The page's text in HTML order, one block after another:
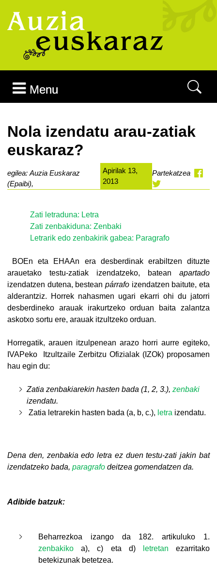
Menu
Nola izendatu arau-zatiak
euskaraz?
egilea: Auzia Euskaraz
(Epaibi),
Apirilak 13,
2013
Partekatzea
Zati letraduna: Letra
Zati zenbakiduna: Zenbaki
Letrarik edo zenbakirik gabea: Paragrafo
BOEn eta EHAAn era desberdinak erabiltzen dituzte
arauetako testu-zatiak izendatzeko, batean apartado
izendatzen dutena, bestean párrafo izendatzen baitute, eta
alderantziz. Horrek nahasmen ugari ekarri ohi du jatorri
desberdineko arauak irakurtzeko orduan baita zalantza
askotxo sortu ere, arauak itzultzeko orduan.
Horregatik, arauen itzulpenean arazo horri aurre egiteko,
IVAPeko Itzultzaile Zerbitzu Ofizialak (IZOk) proposamen
hau egin du:
Zatia zenbakiarekin hasten bada (1, 2, 3.), zenbaki
izendatu.
Zatia letrarekin hasten bada (a, b, c.), letra izendatu.
Dena den, zenbakia edo letra ez duen testu-zati jakin bat
izendatzeko bada, paragrafo deitzea gomendatzen da.
Adibide batzuk:
Beharrezkoa izango da 182. artikuluko 1.
zenbakiko a), c) eta d)letretan ezarritako
betekizunak betetzea.